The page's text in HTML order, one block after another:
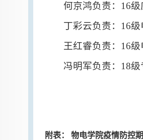
何京鸿负责： 16
丁彩云负责： 16
王红睿负责： 16
冯明军负责： 18
附表： 物电学院疫情防控